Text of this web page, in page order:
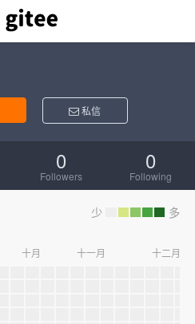
私信
0
Followers
0
Following
少 多
十月 十一月 十二月